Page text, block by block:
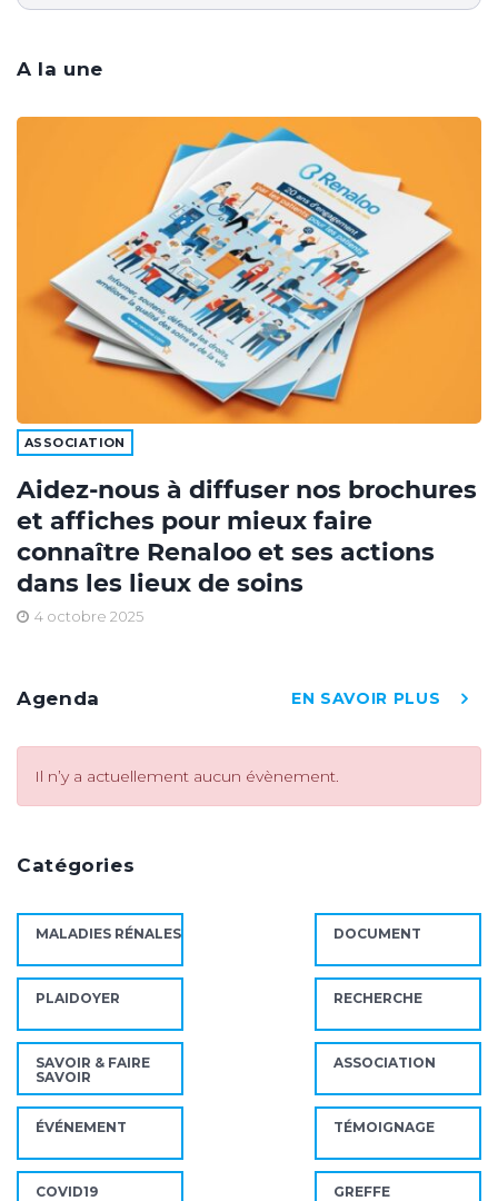
A la une
ASSOCIATION
Aidez-nous à diffuser nos brochures
et affiches pour mieux faire
connaître Renaloo et ses actions
dans les lieux de soins
4 octobre 2025
Agenda EN SAVOIR PLUS
Il n’y a actuellement aucun évènement.
Catégories
MALADIES RÉNALES DOCUMENT
PLAIDOYER RECHERCHE
SAVOIR & FAIRE
SAVOIR
ASSOCIATION
ÉVÉNEMENT TÉMOIGNAGE
COVID19 GREFFE